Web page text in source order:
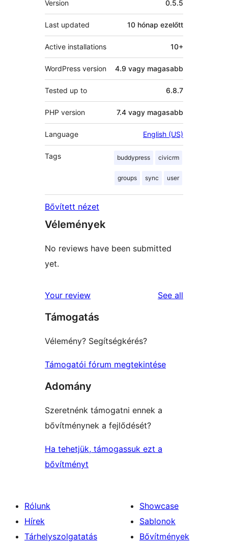
Version 0.5.5
Last updated 10 hónap ezelőtt
Active installations 10+
WordPress version 4.9 vagy magasabb
Tested up to 6.8.7
PHP version 7.4 vagy magasabb
Language English (US)
Tags buddypress civicrm
groups sync user
Bővített nézet
Vélemények
No reviews have been submitted
yet.
Your review See all
Támogatás
Vélemény? Segítségkérés?
Támogatói fórum megtekintése
Adomány
Szeretnénk támogatni ennek a
bővítménynek a fejlődését?
Ha tehetjük, támogassuk ezt a
bővítményt
Rólunk
Hírek
Tárhelyszolgatatás
Showcase
Sablonok
Bővítmények